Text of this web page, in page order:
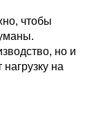
чтобы
но и
на